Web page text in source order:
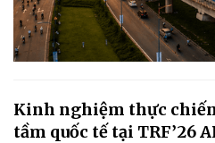
Kinh nghiệm thực
tầm quốc tế tại TRF’26